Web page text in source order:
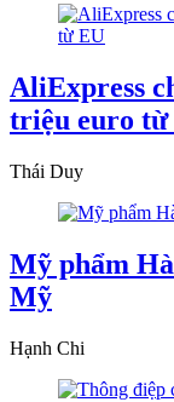
AliExpress
triệu euro từ
Thái Duy
Mỹ phẩm
Mỹ
Hạnh Chi